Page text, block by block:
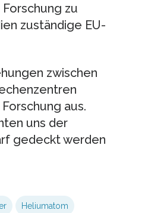
zu
zuständige EU-
zwischen
aus.
uns der
gedeckt werden
Heliumatom